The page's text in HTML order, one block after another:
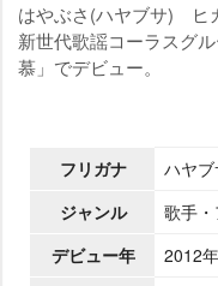
はやぶさ(ハヤブサ) ヒ
新世代歌謡コーラスグ
慕」でデビュー。
フリガナ
ハヤ
ジャンル
歌手
デビュー年
2012年